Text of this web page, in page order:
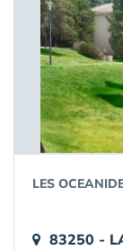
LES
83250 -